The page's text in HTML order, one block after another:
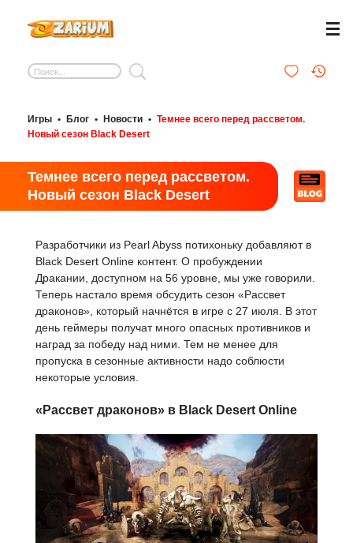
Игры • Блог • Новости • Темнее всего перед рассветом.
Новый сезон Black Desert
Темнее всего перед рассветом.
Новый сезон Black Desert
Разработчики из Pearl Abyss потихоньку добавляют в
Black Desert Online контент. О пробуждении
Дракании, доступном на 56 уровне, мы уже говорили.
Теперь настало время обсудить сезон «Рассвет
драконов», который начнётся в игре с 27 июля. В этот
день геймеры получат много опасных противников и
наград за победу над ними. Тем не менее для
пропуска в сезонные активности надо соблюсти
некоторые условия.
«Рассвет драконов» в Black Desert Online